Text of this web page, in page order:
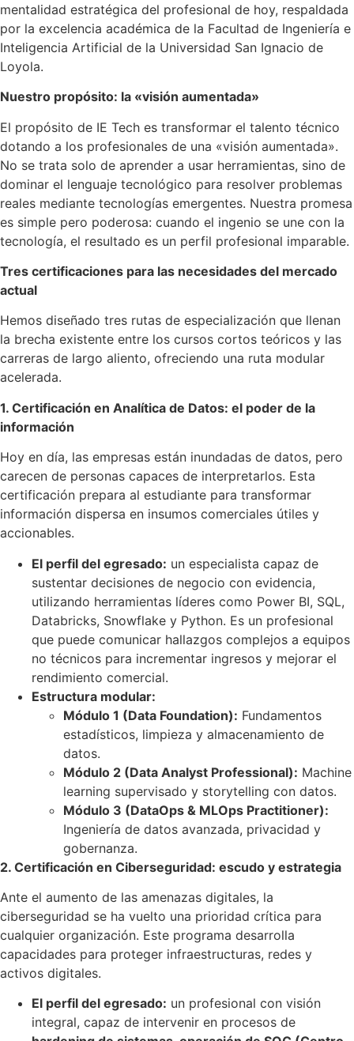
mentalidad estratégica del profesional de hoy, respaldada
por la excelencia académica de la Facultad de Ingeniería e
Inteligencia Artificial de la Universidad San Ignacio de
Loyola.
Nuestro propósito: la «visión aumentada»
El propósito de IE Tech es transformar el talento técnico
dotando a los profesionales de una «visión aumentada».
No se trata solo de aprender a usar herramientas, sino de
dominar el lenguaje tecnológico para resolver problemas
reales mediante tecnologías emergentes. Nuestra promesa
es simple pero poderosa: cuando el ingenio se une con la
tecnología, el resultado es un perfil profesional imparable.
Tres certificaciones para las necesidades del mercado
actual
Hemos diseñado tres rutas de especialización que llenan
la brecha existente entre los cursos cortos teóricos y las
carreras de largo aliento, ofreciendo una ruta modular
acelerada.
1. Certificación en Analítica de Datos: el poder de la
información
Hoy en día, las empresas están inundadas de datos, pero
carecen de personas capaces de interpretarlos. Esta
certificación prepara al estudiante para transformar
información dispersa en insumos comerciales útiles y
accionables.
El perfil del egresado: un especialista capaz de
sustentar decisiones de negocio con evidencia,
utilizando herramientas líderes como Power BI, SQL,
Databricks, Snowflake y Python. Es un profesional
que puede comunicar hallazgos complejos a equipos
no técnicos para incrementar ingresos y mejorar el
rendimiento comercial.
Estructura modular:
Módulo 1 (Data Foundation): Fundamentos
estadísticos, limpieza y almacenamiento de
datos.
Módulo 2 (Data Analyst Professional): Machine
learning supervisado y storytelling con datos.
Módulo 3 (DataOps & MLOps Practitioner):
Ingeniería de datos avanzada, privacidad y
gobernanza.
2. Certificación en Ciberseguridad: escudo y estrategia
Ante el aumento de las amenazas digitales, la
ciberseguridad se ha vuelto una prioridad crítica para
cualquier organización. Este programa desarrolla
capacidades para proteger infraestructuras, redes y
activos digitales.
El perfil del egresado: un profesional con visión
integral, capaz de intervenir en procesos de